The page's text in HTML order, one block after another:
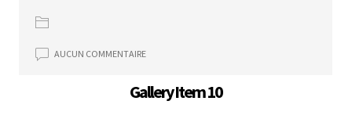
AUCUN COMMENTAIRE
Gallery Item 10